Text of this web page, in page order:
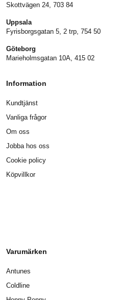
Skottvägen 24, 703 84
Uppsala
Fyrisborgsgatan 5, 2 trp, 754 50
Göteborg
Marieholmsgatan 10A, 415 02
Information
Kundtjänst
Vanliga frågor
Om oss
Jobba hos oss
Cookie policy
Köpvillkor
Varumärken
Antunes
Coldline